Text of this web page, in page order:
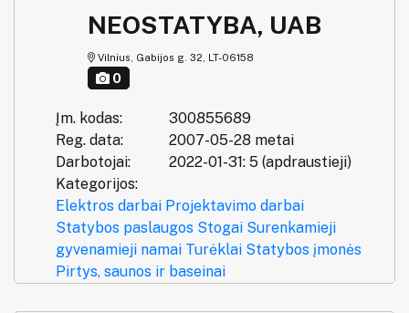
NEOSTATYBA, UAB
Vilnius, Gabijos g. 32, LT-06158
0
Įm. kodas:
300855689
Reg. data:
2007-05-28 metai
Darbotojai:
2022-01-31: 5 (apdraustieji)
Kategorijos:
Elektros darbai Projektavimo darbai
Statybos paslaugos Stogai Surenkamieji
gyvenamieji namai Turėklai Statybos įmonės
Pirtys, saunos ir baseinai